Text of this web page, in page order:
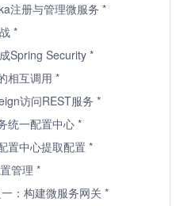
注册与管理微服务 *
*
Spring Security *
相互调用 *
访问REST服务 *
统一配置中心 *
置中心提取配置 *
管理 *
：构建微服务网关 *